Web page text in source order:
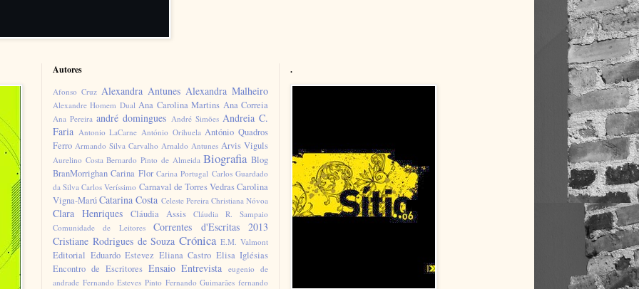
Autores
Afonso Cruz Alexandra Antunes Alexandra Malheiro
Alexandre Homem Dual Ana Carolina Martins Ana Correia
Ana Pereira andré domingues André Simões Andreia C.
Faria Antonio LaCarne António Orihuela António Quadros
Ferro Armando Silva Carvalho Arnaldo Antunes Arvis Viguls
Aurelino Costa Bernardo Pinto de Almeida Biografia Blog
BranMorrighan Carina Flor Carina Portugal Carlos Guardado
da Silva Carlos Veríssimo Carnaval de Torres VedrasCarolina
Vigna-MarúCatarina Costa Celeste Pereira Christiana Nóvoa
Clara Henriques Cláudia Assis
Cláudia R. Sampaio
Comunidade de Leitores
Correntes d'Escritas 2013
Cristiane Rodrigues de Souza Crónica E.M. Valmont
Editorial Eduardo Estevez Eliana Castro Elisa Iglésias
Encontro de Escritores Ensaio Entrevista
eugenio de
andrade Fernando Esteves Pinto Fernando Guimarães fernando
.